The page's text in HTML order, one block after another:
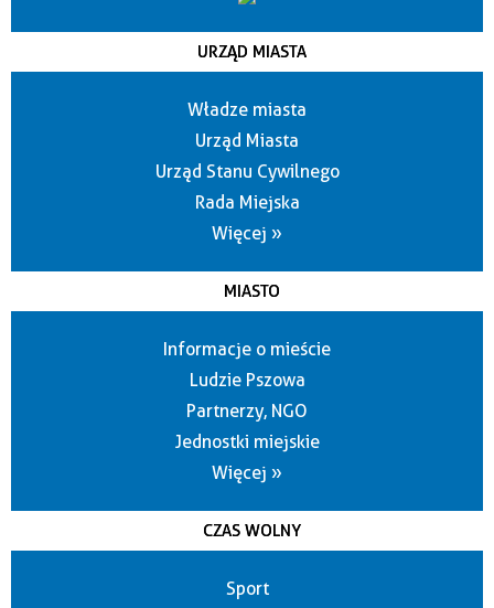
URZĄD MIASTA
Władze miasta
Urząd Miasta
Urząd Stanu Cywilnego
Rada Miejska
Więcej »
MIASTO
Informacje o mieście
Ludzie Pszowa
Partnerzy, NGO
Jednostki miejskie
Więcej »
CZAS WOLNY
Sport